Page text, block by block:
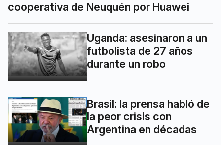
cooperativa de Neuquén por Huawei
Uganda: asesinaron a un
futbolista de 27 años
durante un robo
Brasil: la prensa habló de
la peor crisis con
Argentina en décadas